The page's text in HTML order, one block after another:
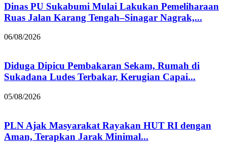
Dinas PU Sukabumi Mulai Lakukan Pemeliharaan
Ruas Jalan Karang Tengah–Sinagar Nagrak,...
06/08/2026
Diduga Dipicu Pembakaran Sekam, Rumah di
Sukadana Ludes Terbakar, Kerugian Capai...
05/08/2026
PLN Ajak Masyarakat Rayakan HUT RI dengan
Aman, Terapkan Jarak Minimal...